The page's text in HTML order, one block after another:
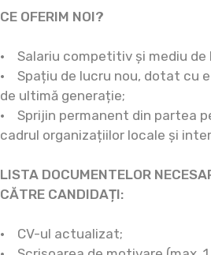
CE OFERIM NOI?
• Salariu competitiv și mediu de
• Spațiu de lucru nou, dotat cu
de ultimă generație;
• Sprijin permanent din partea
cadrul organizațiilor locale și
LISTA DOCUMENTELOR
CĂTRE CANDIDAȚI:
• CV-ul actualizat;